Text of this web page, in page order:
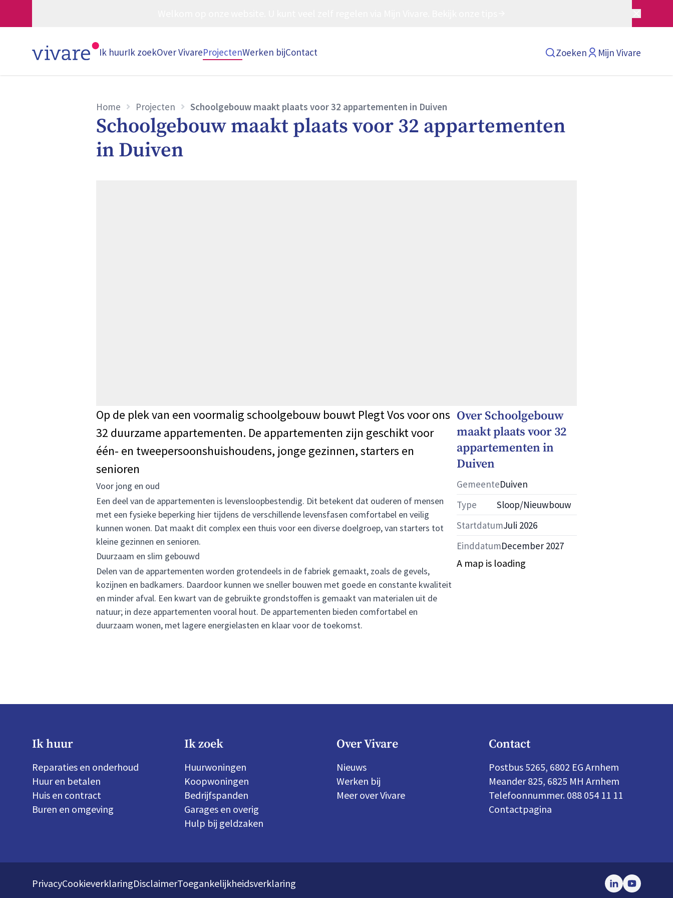
Ik huurIk zoekOver VivareProjectenWerken bijContact Zoeken Mijn Vivare
Home Projecten Schoolgebouw maakt plaats voor 32 appartementen in Duiven
Schoolgebouw maakt plaats voor 32 appartementen
in Duiven
Op de plek van een voormalig schoolgebouw bouwt Plegt Vos voor ons
32 duurzame appartementen. De appartementen zijn geschikt voor
één- en tweepersoonshuishoudens, jonge gezinnen, starters en
senioren
Voor jong en oud
Een deel van de appartementen is levensloopbestendig. Dit betekent dat ouderen of mensen
met een fysieke beperking hier tijdens de verschillende levensfasen comfortabel en veilig
kunnen wonen. Dat maakt dit complex een thuis voor een diverse doelgroep, van starters tot
kleine gezinnen en senioren.
Duurzaam en slim gebouwd
Delen van de appartementen worden grotendeels in de fabriek gemaakt, zoals de gevels,
kozijnen en badkamers. Daardoor kunnen we sneller bouwen met goede en constante kwaliteit
en minder afval. Een kwart van de gebruikte grondstoffen is gemaakt van materialen uit de
natuur; in deze appartementen vooral hout. De appartementen bieden comfortabel en
duurzaam wonen, met lagere energielasten en klaar voor de toekomst.
Over Schoolgebouw
maakt plaats voor 32
appartementen in
Duiven
GemeenteDuiven
Type
Sloop/Nieuwbouw
StartdatumJuli 2026
EinddatumDecember 2027
A map is loading
Ik huur
Reparaties en onderhoud
Huur en betalen
Huis en contract
Buren en omgeving
Ik zoek
Huurwoningen
Koopwoningen
Bedrijfspanden
Garages en overig
Hulp bij geldzaken
Over Vivare
Nieuws
Werken bij
Meer over Vivare
Contact
Postbus 5265, 6802 EG Arnhem
Meander 825, 6825 MH Arnhem
Telefoonnummer. 088 054 11 11
Contactpagina
PrivacyCookieverklaringDisclaimerToegankelijkheidsverklaring LinkedInYoutube